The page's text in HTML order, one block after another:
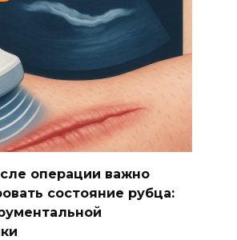
операции важно
состояние рубца: